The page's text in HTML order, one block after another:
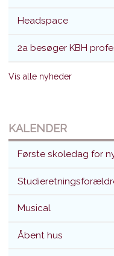
Headspace
2a besøger KBH
Vis alle nyheder
KALENDER
Første skoledag for
Musical
Åbent hus